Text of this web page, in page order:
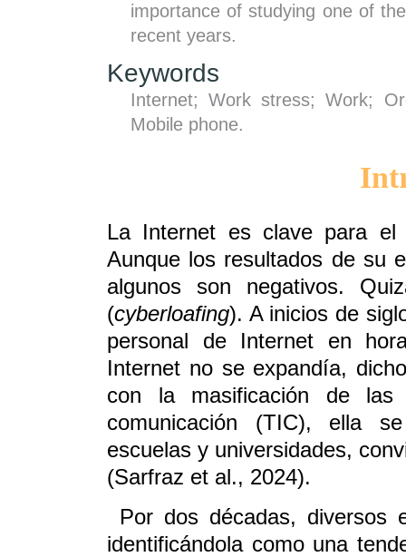
importance of studying one of
recent years.
Keywords
Internet; Work stress; Work;
Mobile phone.
La Internet es clave para el
Aunque los resultados de su
algunos son negativos.
(cyberloafing). A inicios de
personal de Internet en
Internet no se expandía,
con la masificación de
comunicación (TIC), ella
escuelas y universidades,
(Sarfraz et al., 2024).
Por dos décadas, diversos
identificándola como una